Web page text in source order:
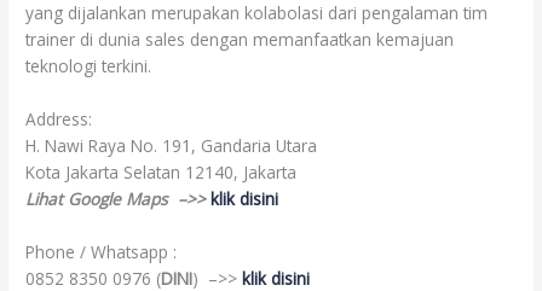
yang dijalankan merupakan kolabolasi dari pengalaman tim
trainer di dunia sales dengan memanfaatkan kemajuan
teknologi terkini.
Address:
H. Nawi Raya No. 191, Gandaria Utara
Kota Jakarta Selatan 12140, Jakarta
Lihat Google Maps –>> klik disini
Phone / Whatsapp :
0852 8350 0976 (DINI) –>> klik disini